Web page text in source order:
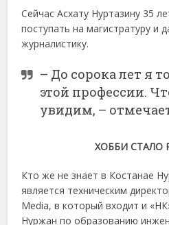
Сейчас Асхату Нуртазину 35
поступать на магистратуру и
журналистику.
– До сорока лет я
этой профессии.
увидим, –
ХОББИ СТАЛО
Кто же не знает в Костанае
является техническим
Media, в который входит и
Нуржан по образованию